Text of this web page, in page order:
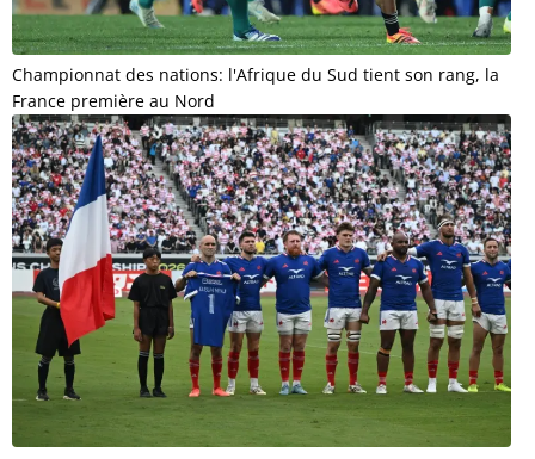
Championnat des nations: l'Afrique du Sud tient son rang, la
France première au Nord